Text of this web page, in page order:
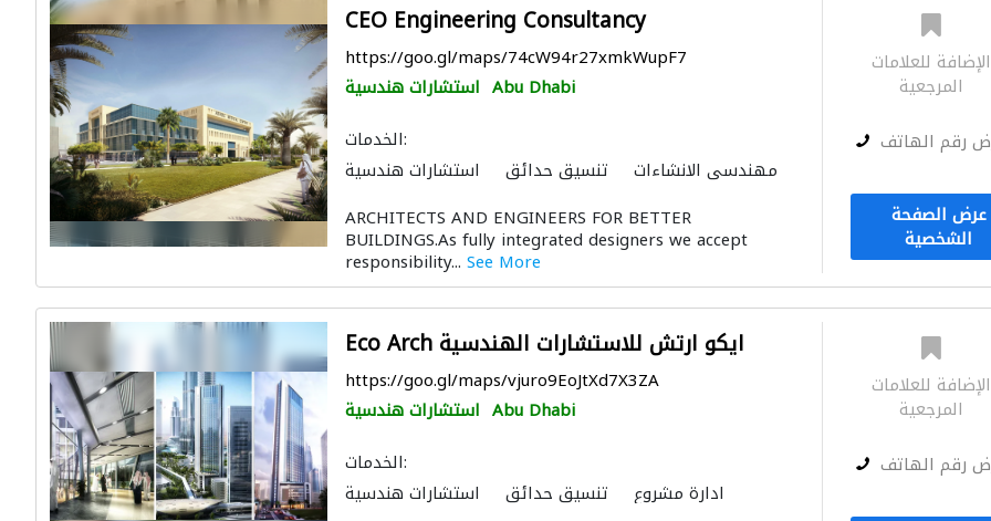
CEO Engineering Consultancy
https://goo.gl/maps/74cW94r27xmkWupF7
استشارات هندسية Abu Dhabi
الخدمات:
استشارات هندسية
تنسيق حدائق مهندسي الانشاءات
الديكور الداخلي التصميم المعماري
ARCHITECTS AND ENGINEERS FOR BETTER
BUILDINGS.As fully integrated designers we accept
responsibility... See More
الإضافة للعلامات
المرجعية
رقم الهاتف
عرض الصفحة
الشخصية
Eco Arch ايكو ارتش للاستشارات الهندسية
https://goo.gl/maps/vjuro9EoJtXd7X3ZA
استشارات هندسية Abu Dhabi
الخدمات:
استشارات هندسية
تنسيق حدائق ادارة مشروع
الإضافة للعلامات
المرجعية
رقم الهاتف